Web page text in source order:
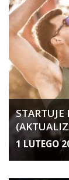
1 LUTEGO